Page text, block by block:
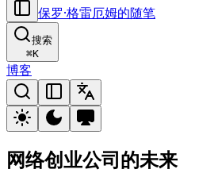
保罗·格雷厄姆的随笔
搜索
⌘K
博客
网络创业公司的未来